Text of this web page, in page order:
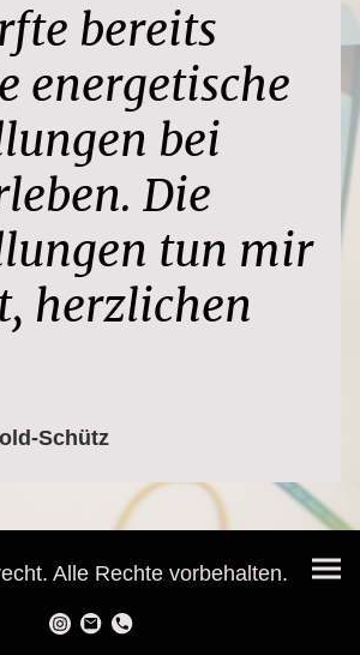
bereits
energetische
bei
Die
tun mir
herzlichen
Schütz
Alle Rechte vorbehalten.